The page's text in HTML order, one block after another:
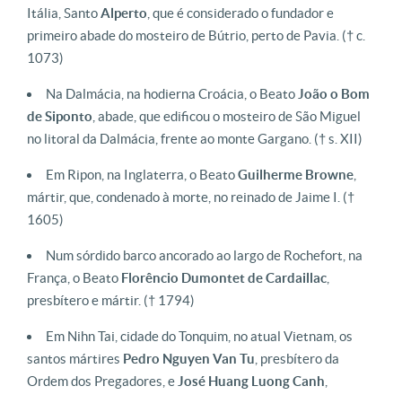
Itália, SantoAlperto , que é considerado o fundador e
primeiro abade do mosteiro de Bútrio, perto de Pavia. († c.
1073)
Na Dalmácia, na hodierna Croácia, o Beato João o Bom
de Siponto , abade, que edificou o mosteiro de São Miguel
no litoral da Dalmácia, frente ao monte Gargano. († s. XII)
Em Ripon, na Inglaterra, o BeatoGuilherme Browne
mártir, que, condenado à morte, no reinado de Jaime I. (†
1605)
Num sórdido barco ancorado ao largo de Rochefort, na
França, o Beato Florêncio Dumontet de Cardaillac
presbítero e mártir. († 1794)
Em Nihn Tai, cidade do Tonquim, no atual Vietnam, os
santos mártires Pedro Nguyen Van Tu , presbítero da
Ordem dos Pregadores, e José Huang Luong Canh